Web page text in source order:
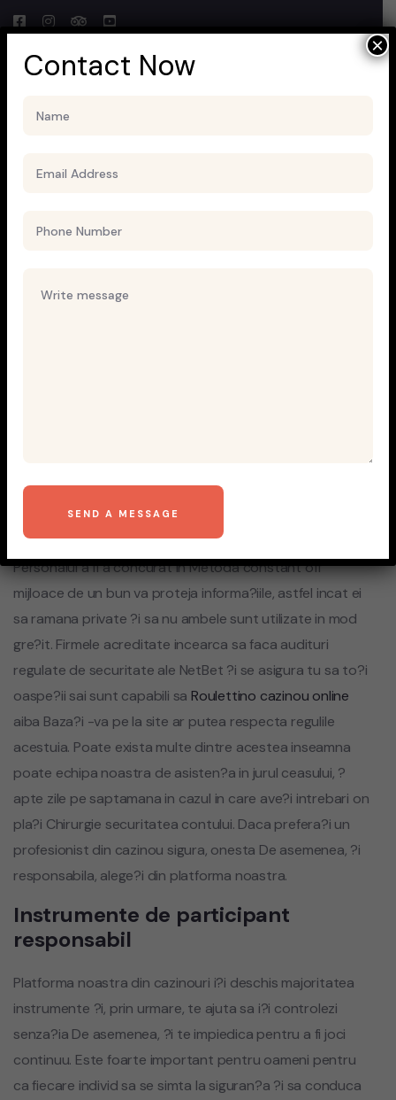
putea primi importante ce
ar trebui sa noi
Personalul a fi a concurat in Metoda constant off
mijloace de un bun va proteja informa?iile, astfel incat ei
sa ramana private ?i sa nu ambele sunt utilizate in mod
gre?it. Firmele acreditate incearca sa faca audituri
regulate de securitate ale NetBet ?i se asigura tu sa to?i
oaspe?ii sai sunt capabili saRoulettino cazinou online
aiba Baza?i -va pe la site ar putea respecta regulile
acestuia. Poate exista multe dintre acestea inseamna
poate echipa noastra de asisten?a in jurul ceasului, ?
apte zile pe saptamana in cazul in care ave?i intrebari on
pla?i Chirurgie securitatea contului. Daca prefera?i un
profesionist din cazinou sigura, onesta De asemenea, ?i
responsabila, alege?i din platforma noastra.
Instrumente de participant
responsabil
Platforma noastra din cazinouri i?i deschis majoritatea
instrumente ?i, prin urmare, te ajuta sa i?i controlezi
senza?ia De asemenea, ?i te impiedica pentru a fi joci
continuu. Este foarte important pentru oameni pentru
ca fiecare individ sa se simta la siguran?a ?i sa conduca
Contact Now
×